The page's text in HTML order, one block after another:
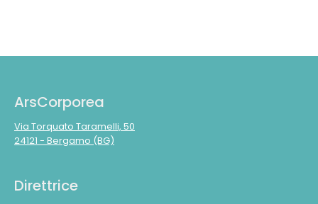
ArsCorporea
Via Torquato Taramelli, 50
24121 - Bergamo (BG)
Direttrice